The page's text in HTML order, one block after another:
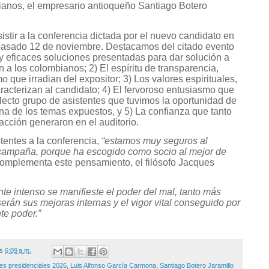
el empresario antioqueño Santiago Botero
a la conferencia dictada por el nuevo candidato en
12 de noviembre. Destacamos del citado evento
eficaces soluciones presentadas para dar solución a
a los colombianos; 2) El espíritu de transparencia,
que irradian del expositor; 3) Los valores espirituales,
al candidato; 4) El fervoroso entusiasmo que
grupo de asistentes que tuvimos la oportunidad de
de los temas expuestos, y 5) La confianza que tanto
generaron en el auditorio.
a la conferencia, “estamos muy seguros al
porque ha escogido como socio al mejor de
este pensamiento, el filósofo Jacques
intenso se manifieste el poder del mal, tanto más
sus mejoras internas y el vigor vital conseguido por
poder.”
6:09 a.m.
presidenciales 2026 Luis Alfonso García Carmona Santiago Botero Jaramillo